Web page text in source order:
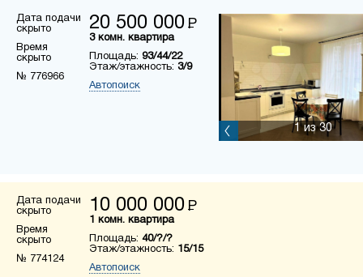
Дата подачи
скрыто
Время
скрыто
№ 776966
20 500 000 Р
3 комн. квартира
Площадь: 93/44/22
Этаж/этажность: 3/9
Автопоиск
1 из 30
Дата подачи
скрыто
Время
скрыто
№ 774124
10 000 000 Р
1 комн. квартира
Площадь: 40/?/?
Этаж/этажность: 15/15
Автопоиск